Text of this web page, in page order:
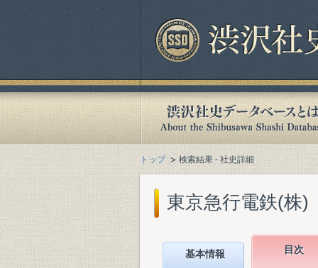
トップ 検索結果 - 社史詳細
東京急行電鉄(株)
基本情報 目次